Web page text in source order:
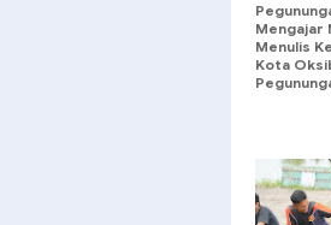
Mengajar
Menulis
Kota